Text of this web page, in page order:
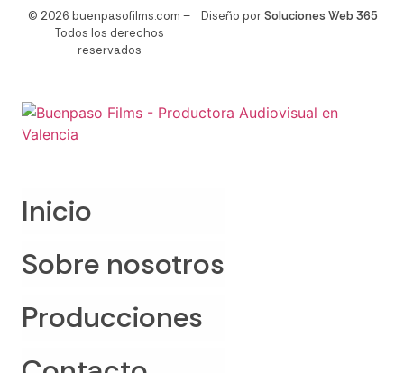
© 2026 buenpasofilms.com –
Todos los derechos
reservados
Diseño porSoluciones Web 365
Inicio
Sobre nosotros
Producciones